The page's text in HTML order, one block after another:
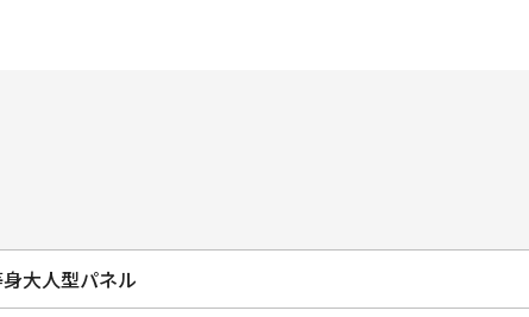
大人型パネル